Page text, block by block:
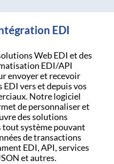
EDI
Web EDI et des
EDI/API
envoyer et recevoir
EDI vers et depuis vos
Notre logiciel
de personnaliser et
des solutions
tout système pouvant
de transactions
EDI, API, services
et autres.